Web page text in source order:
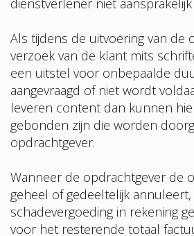
Als tijdens de uitvoering van de
verzoek van de klant mits
een uitstel voor onbepaalde
aangevraagd of niet wordt
leveren content dan kunnen
gebonden zijn die worden
opdrachtgever.
Wanneer de opdrachtgever de
geheel of gedeeltelijk
schadevergoeding in rekening
voor het resterende totaal